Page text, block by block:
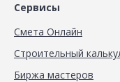
Сервисы
Смета Онлайн
Строительный
Биржа мастеров